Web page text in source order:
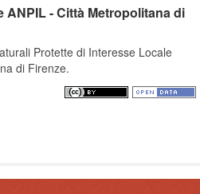
ANPIL - Città Metropolitana di
Protette di Interesse Locale
di Firenze.